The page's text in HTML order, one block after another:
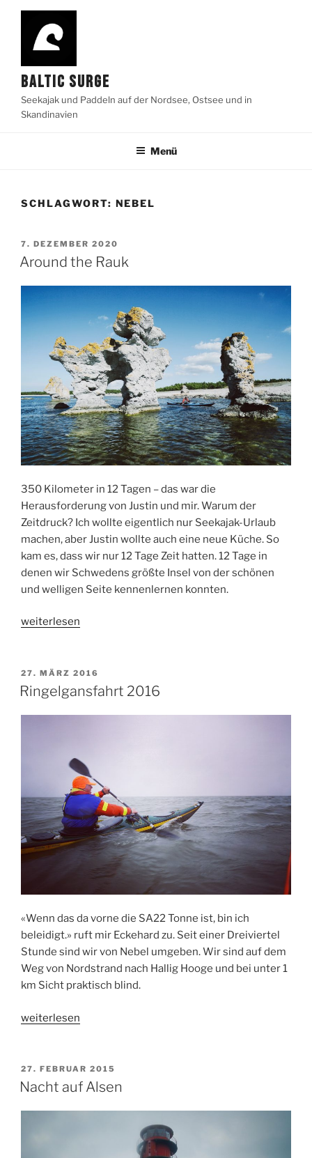
Zum
springen
BALTIC SURGE
Seekajak und Paddeln auf der Nordsee, Ostsee und in
Skandinavien
Menü
SCHLAGWORT: NEBEL
VERÖFFENTLICHT
AM
7. DEZEMBER 2020
Around the Rauk
350 Kilometer in 12 Tagen – das war die
Herausforderung von Justin und mir. Warum der
Zeitdruck? Ich wollte eigentlich nur Seekajak-Urlaub
machen, aber Justin wollte auch eine neue Küche. So
kam es, dass wir nur 12 Tage Zeit hatten. 12 Tage in
denen wir Schwedens größte Insel von der schönen
und welligen Seite kennenlernen konnten.
„Around
weiterlesen
VERÖFFENTLICHT
AM
27. MÄRZ 2016
Ringelgansfahrt 2016
«Wenn das da vorne die SA22 Tonne ist, bin ich
beleidigt.» ruft mir Eckehard zu. Seit einer Dreiviertel
Stunde sind wir von Nebel umgeben. Wir sind auf dem
Weg von Nordstrand nach Hallig Hooge und bei unter 1
km Sicht praktisch blind.
„Ringelgansfahrt
weiterlesen
VERÖFFENTLICHT
AM
27. FEBRUAR 2015
Nacht auf Alsen